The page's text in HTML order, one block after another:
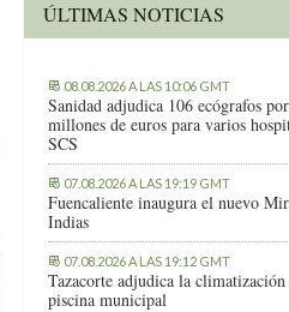
ÚLTIMAS NOTICIAS
08.08.2026 A LAS 10:06 GMT
Sanidad adjudica 106 ecógrafos
millones de euros para varios
SCS
07.08.2026 A LAS 19:19 GMT
Fuencaliente inaugura el nuevo
Indias
07.08.2026 A LAS 19:12 GMT
Tazacorte adjudica la
piscina municipal